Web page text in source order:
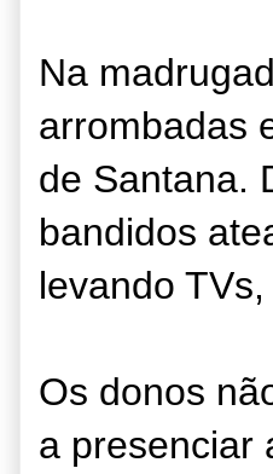
Na
arrombadas
de Santana.
bandidos
levando
Os donos
a presenciar